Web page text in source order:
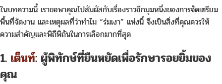
ในบทความนี้ เราขอพาคุณไปสัมผัสกับเรื่องราวอีกมุมหนึ่งของการจัดเตรียม
พื้นที่จัดงาน และเหตุผลที่ว่าทำไม “ร่มเงา” แห่งนี้ จึงเป็นสิ่งที่คุณควรให้
ความสำคัญและพิถีพิถันในการเลือกมากที่สุด
1. เต็นท์: ผู้พิทักษ์ที่ยืนหยัดเพื่อรักษารอยยิ้มของ
คุณ